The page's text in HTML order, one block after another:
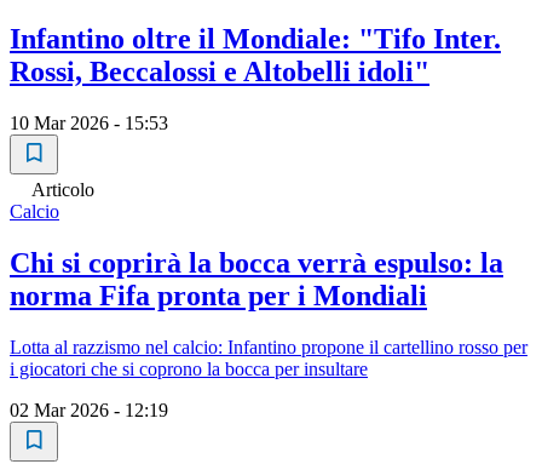
Infantino oltre il Mondiale: "Tifo Inter.
Rossi, Beccalossi e Altobelli idoli"
10 Mar 2026 - 15:53
Articolo
Calcio
Chi si coprirà la bocca verrà espulso: la
norma Fifa pronta per i Mondiali
Lotta al razzismo nel calcio: Infantino propone il cartellino rosso per
i giocatori che si coprono la bocca per insultare
02 Mar 2026 - 12:19